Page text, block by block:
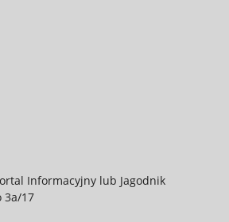
Informacyjny lub Jagodnik
3a/17